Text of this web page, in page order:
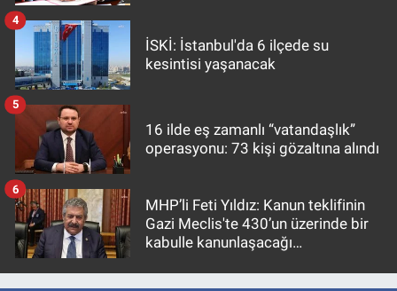
İSKİ: İstanbul'da 6 ilçede su
kesintisi yaşanacak
4
16 ilde eş zamanlı “vatandaşlık”
operasyonu: 73 kişi gözaltına alındı
5
MHP’li Feti Yıldız: Kanun teklifinin
Gazi Meclis'te 430’un üzerinde bir
kabulle kanunlaşacağı
6